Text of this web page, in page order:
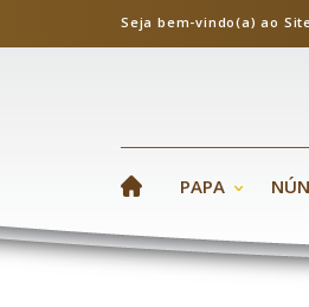
Seja bem-vindo(a) ao
PAPA